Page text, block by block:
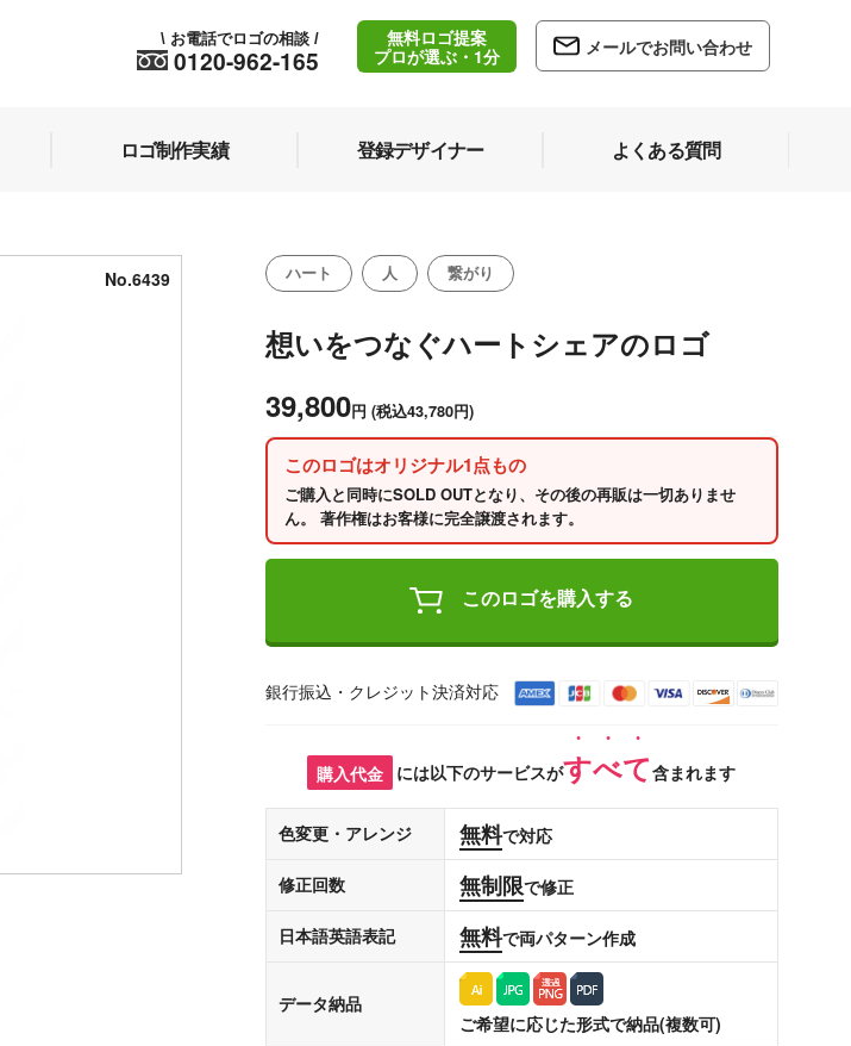
0120-962-165
\ お電話でロゴの相談 /
無料ロゴ提案
プロが選ぶ・1分
メールでお問い合わせ
ロゴ制作実績 登録デザイナー よくある質問
No.6439 ハート 人 繋がり
想いをつなぐハートシェアのロゴ
39,800円 (税込43,780円)
このロゴはオリジナル1点もの
ご購入と同時にSOLD OUTとなり、その後の再販は一切ありませ
ん。 著作権はお客様に完全譲渡されます。
このロゴを購入する
銀行振込・クレジット決済対応
購入代金 には以下のサービスがすべて含まれます
色変更・アレンジ 無料で対応
修正回数 無制限で修正
日本語英語表記 無料で両パターン作成
データ納品
ご希望に応じた形式で納品(複数可)